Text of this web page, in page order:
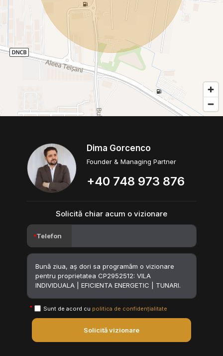
Dima Gorcenco
Founder & Managing Partner
+40 748 973 876
Solicită chiar acum o vizionare
Telefon
Sunt de acord cu politica de confidențialitate
Solicită vizionare